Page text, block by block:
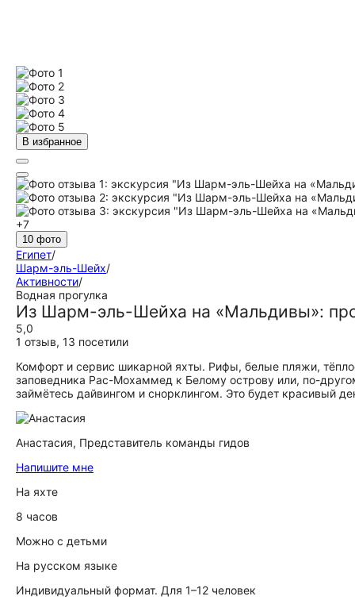
В избранное
+7
10 фото
Египет/
Шарм-эль-Шейх/
Активности/
Водная прогулка
Из Шарм-эль-Шейха на «Мальдивы»:
5,0
1 отзыв, 13 посетили
Комфорт и сервис шикарной яхты. Рифы, белые пляжи,
заповедника Рас-Мохаммед к Белому острову или, по-
займётесь дайвингом и снорклингом. Это будет красивый
Анастасия, Представитель команды гидов
Напишите мне
На яхте
8 часов
Можно с детьми
На русском языке
Индивидуальный формат. Для 1–12 человек